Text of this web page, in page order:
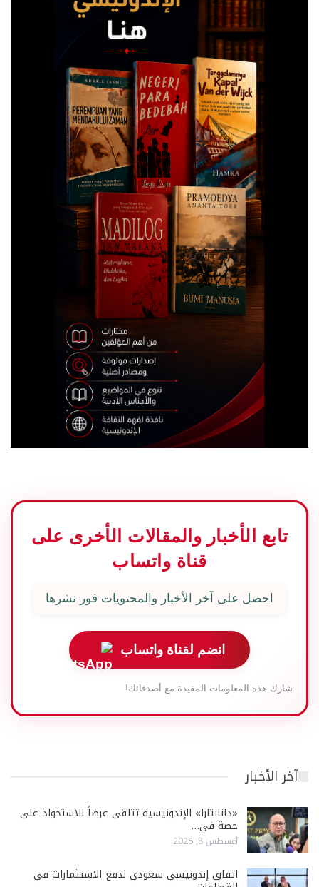
تابع الأخبار والمقالات الأخرى على
قناة واتساب
احصل على آخر الأخبار والمحتويات فور نشرها
انضم لقناة واتساب
شارك هذه المعلومات المفيدة مع أصدقائك!
آخر الأخبار
«دانانتارا» الإندونيسية تتلقى عرضاً للاستحواذ على
حصة في…
أغسطس 8, 2026
اتفاق إندونيسي سعودي لدفع الاستثمارات في